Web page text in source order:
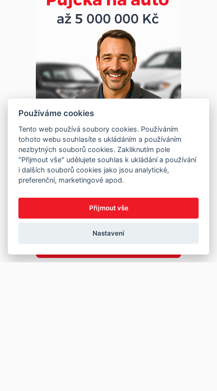
Používáme cookies
Tento web používá soubory cookies. Používáním
tohoto webu souhlasíte s ukládáním a používáním
nezbytných souborů cookies. Zakliknutím pole
"Přijmout vše" udělujete souhlas k ukládání a používání
i dalších souborů cookies jako jsou analytické,
preferenční, marketingové apod.
Přijmout vše
Nastavení